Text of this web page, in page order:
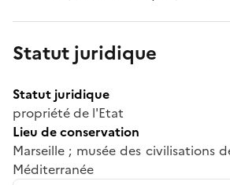
Statut juridique
Statut juridique
propriété de l'Etat
Lieu de conservation
Marseille ; musée des civilisations
Méditerranée